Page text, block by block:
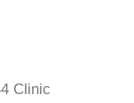
Clinic